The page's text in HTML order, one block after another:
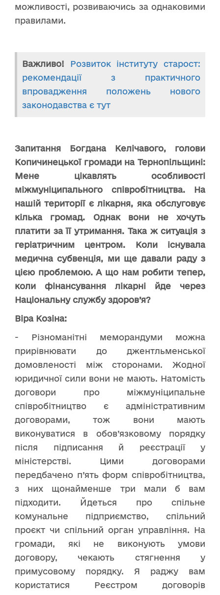
можливості, розвиваючись за однаковими
правилами.
Важливо!
Розвиток інституту старост:
рекомендації з практичного
впровадження положень нового
законодавства є тут
Запитання Богдана Келічавого, голови
Копичинецької громади на Тернопільщині:
Мене цікавлять особливості
міжмуніципального співробітництва. На
нашій території є лікарня, яка обслуговує
кілька громад. Однак вони не хочуть
платити за її утримання. Така ж ситуація з
геріатричним центром. Коли існувала
медична субвенція, ми ще давали раду з
цією проблемою. А що нам робити тепер,
коли фінансування лікарні йде через
Національну службу здоров’я?
Віра Козіна:
- Різноманітні меморандуми можна
прирівнювати до джентльменської
домовленості між сторонами. Жодної
юридичної сили вони не мають. Натомість
договори про міжмуніципальне
співробітництво є адміністративним
договорами, тож вони мають
виконуватися в обов’язковому порядку
після підписання й реєстрації у
міністерстві. Цими договорами
передбачено п’ять форм співробітництва,
з них щонайменше три мали б вам
підходити. Йдеться про спільне
комунальне підприємство, спільний
проєкт чи спільний орган управління. На
громади, які не виконують умови
договору, чекають стягнення у
примусовому порядку. Я раджу вам
користатися Реєстром договорів